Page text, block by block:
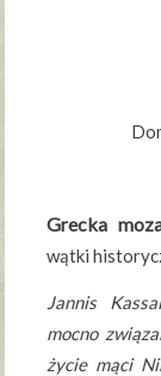
Grecka
wątki
Jannis
mocno
życie mąci